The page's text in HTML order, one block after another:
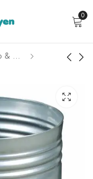
0
Büro & Otel Çöp Kutuları
RENK BOYALI 11 LT
ÇÖP KUTUSU
₺529,99
ÇÖP KUTUSU
PASLANMAZ
₺1.159,99